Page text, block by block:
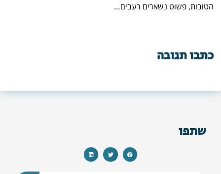
הטובות, פשוט נשארים רעבים…
כתבו תגובה
שתפו